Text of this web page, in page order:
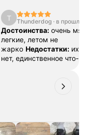
T Thunderdog · в
Достоинства: очень
легкие, летом не
жарко Недостатки: их
нет, единственное что-